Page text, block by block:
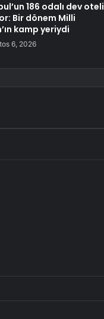
186 odalı dev oteli
Bir dönem Milli
kamp yeriydi
6, 2026